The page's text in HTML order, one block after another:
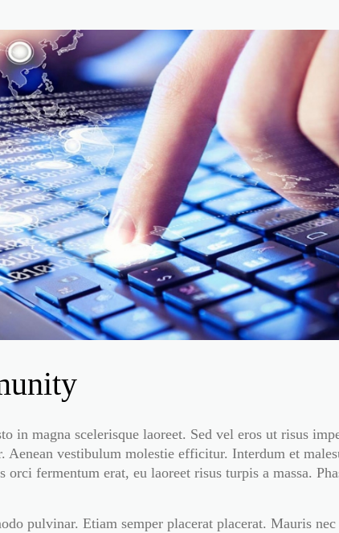
in magna scelerisque laoreet. Sed vel eros ut risus
vestibulum molestie efficitur. Interdum et
fermentum erat, eu laoreet risus turpis a massa.
pulvinar. Etiam semper placerat placerat. Mauris